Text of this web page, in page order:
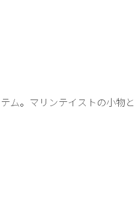
ム。マリンテイストの小物と